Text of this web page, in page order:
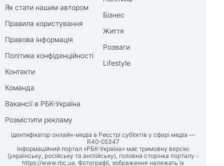
Як стати нашим автором
Правила користування
Правова інформація
Політика конфіденційності
Контакти
Команда
Вакансії в РБК-Україна
Розмістити рекламу
Бізнес
Життя
Розваги
Lifestyle
Ідентифікатор онлайн-медіа в Реєстрі суб’єктів у сфері медіа —
R40-05347
Інформаційний портал «РБК-Україна» має тримовну версію
(українську, російську та англійську), головна сторінка порталу -
https://www.rbc.ua. Фотографії, зображення належать їх